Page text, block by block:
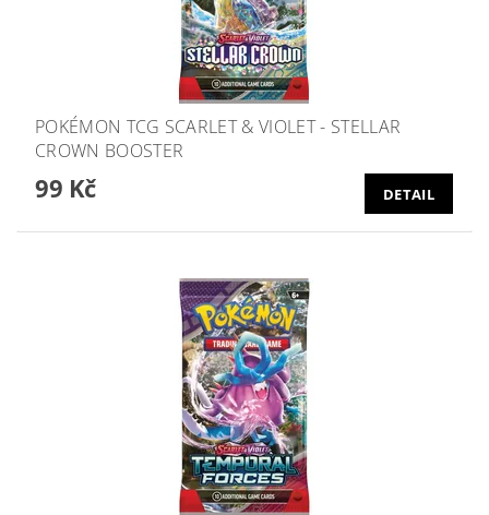
POKÉMON TCG SCARLET & VIOLET - STELLAR
CROWN BOOSTER
99 Kč DETAIL